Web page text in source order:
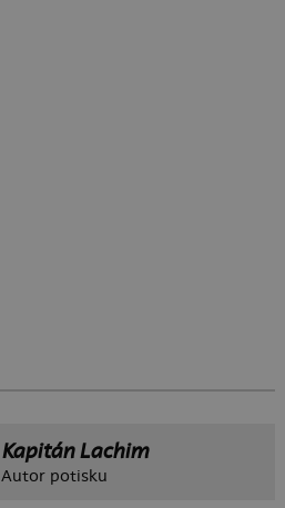
Kapitán Lachim
Autor potisku